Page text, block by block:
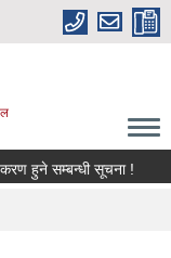
हुने सम्बन्धी सूचना !